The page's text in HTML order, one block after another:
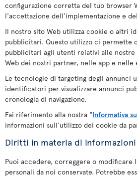
configurazione corretta del tuo browser
l'accettazione dell'implementazione e
Il nostro sito Web utilizza cookie o altri
pubblicitari. Questo utilizzo ci permette
pubblicitari agli utenti relativi alle
Web dei nostri partner, nelle app e nelle
Le tecnologie di targeting degli annunci
identificatori per visualizzare annunci
cronologia di navigazione.
Fai riferimento alla nostra "Informativa
informazioni sull'utilizzo dei cookie da
Diritti in materia di
Puoi accedere, correggere o modificare
personali da noi conservate. Potrebbe